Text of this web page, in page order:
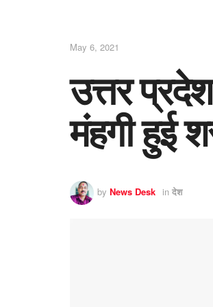
May 6, 2021
उत्तर
मंहगी हुई
by News Desk in देश